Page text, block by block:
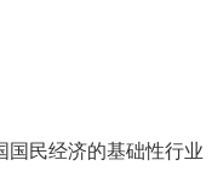
民经济的基础性行业